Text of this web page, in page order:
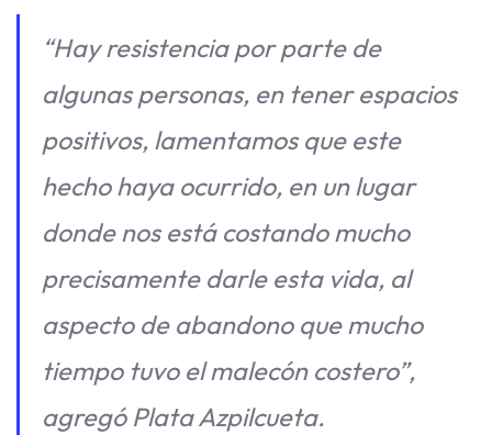
“Hay resistencia por parte de
algunas personas, en tener espacios
positivos, lamentamos que este
hecho haya ocurrido, en un lugar
donde nos está costando mucho
precisamente darle esta vida, al
aspecto de abandono que mucho
tiempo tuvo el malecón costero”,
agregó Plata Azpilcueta.